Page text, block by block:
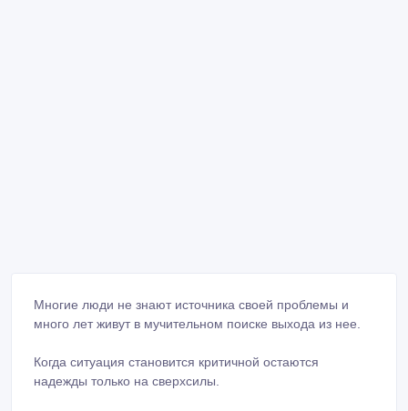
Многие люди не знают источника своей проблемы и
много лет живут в мучительном поиске выхода из нее.
Когда ситуация становится критичной остаются
надежды только на сверхсилы.